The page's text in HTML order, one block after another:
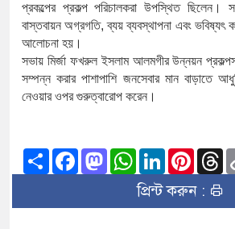
প্রকল্পের প্রকল্প পরিচালকরা উপস্থিত ছিলেন।
বাস্তবায়ন অগ্রগতি,ব্যয় ব্যবস্থাপনা এবং ভবিষ্যৎ
আলোচনা হয়।
সভায় মির্জা ফখরুল ইসলাম আলমগীর উন্নয়ন
সম্পন্ন করার পাশাপাশি জনসেবার মান বাড়াতে
নেওয়ার ওপর গুরুত্বারোপ করেন।
ShareFacebook
Mastodon
WhatsApp
LinkedIn
প্রিন্ট করুন :